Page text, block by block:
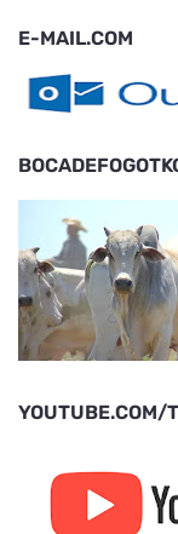
E-MAIL.COM
YOUTUBE.COM/